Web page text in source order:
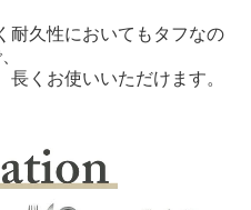
耐久性においてもタフなの
くお使いいただけます。